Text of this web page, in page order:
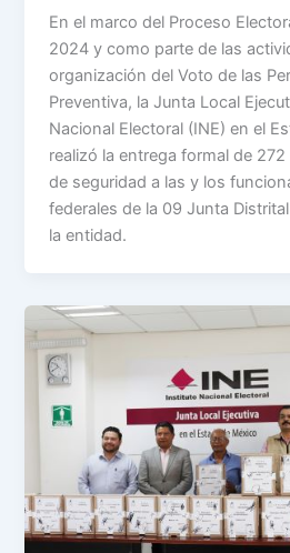
En el marco del Proceso
2024 y como parte de las
organización del Voto de las
Preventiva, la Junta Local
Nacional Electoral (INE) en el
realizó la entrega formal de
de seguridad a las y los
federales de la 09 Junta
la entidad.